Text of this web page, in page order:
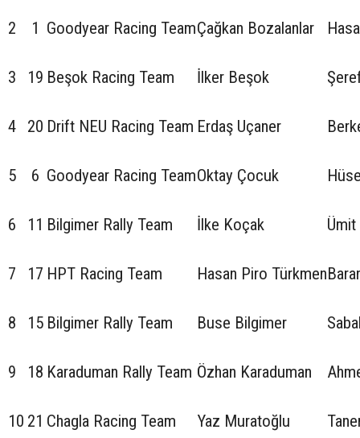
2 1 Goodyear Racing TeamÇağkan Bozalanlar
3 19 Beşok Racing Team İlker Beşok
4 20 Drift NEU Racing Team Erdaş Uçaner
5 6 Goodyear Racing TeamOktay Çocuk
6 11 Bilgimer Rally Team İlke Koçak
7 17 HPT Racing Team Hasan Piro Türkmen
8 15 Bilgimer Rally Team Buse Bilgimer
9 18 Karaduman Rally Team Özhan Karaduman
10 21 Chagla Racing Team Yaz Muratoğlu